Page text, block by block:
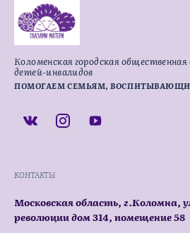
Коломенская городская
детей-инвалидов
ПОМОГАЕМ СЕМЬЯМ,
КОНТАКТЫ
Московская область, г.Коломна,
революции дом 314, помещение 58